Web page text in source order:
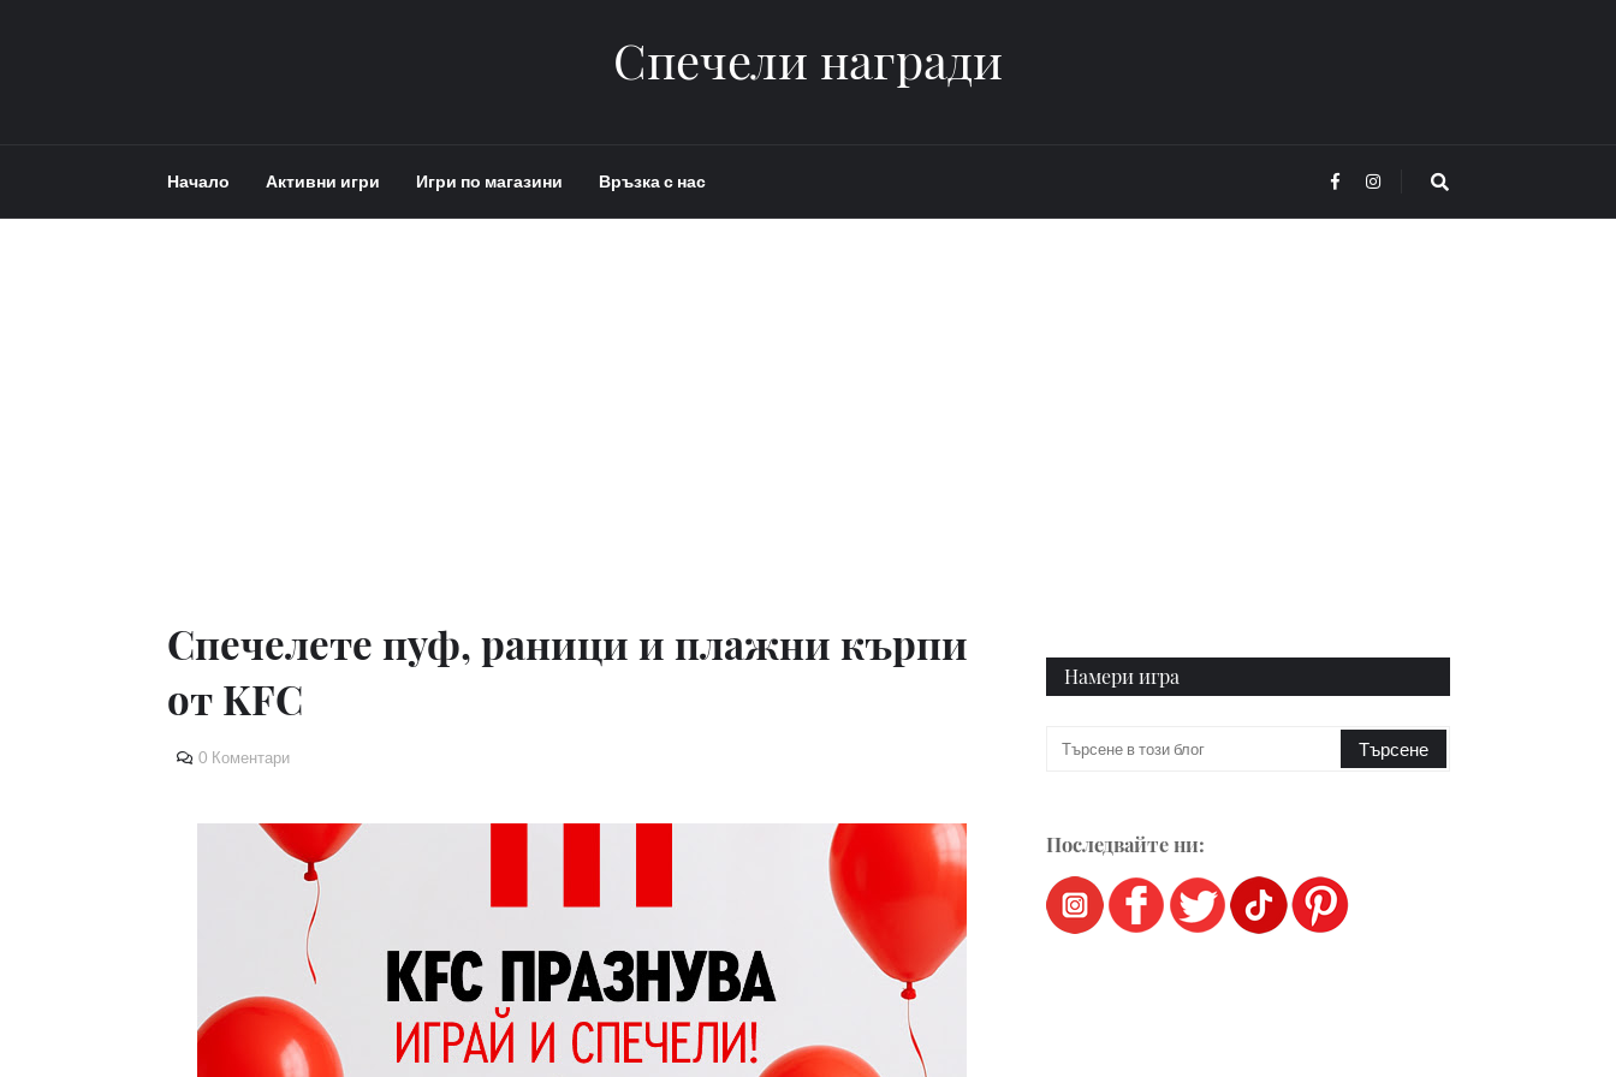
Спечели награди
Начало Активни игри Игри по магазини Връзка с нас
Спечелете пуф, раници и плажни кърпи
от KFC
0 Коментари
Намери игра
Последвайте ни: